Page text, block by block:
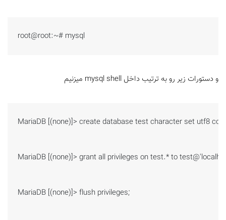
root@root:~# mysql
و دستورات زیر رو به ترتیب داخل mysql shell میزنیم
MariaDB [(none)]> create database test character set utf8
MariaDB [(none)]> grant all privileges on test.* to
MariaDB [(none)]> flush privileges;